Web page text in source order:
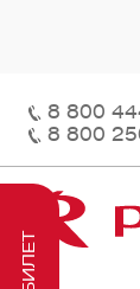
8 800
8 800